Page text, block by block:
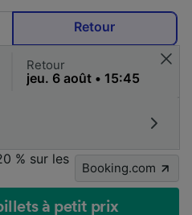
Retour
Retour
% sur les
Booking.com
à petit prix